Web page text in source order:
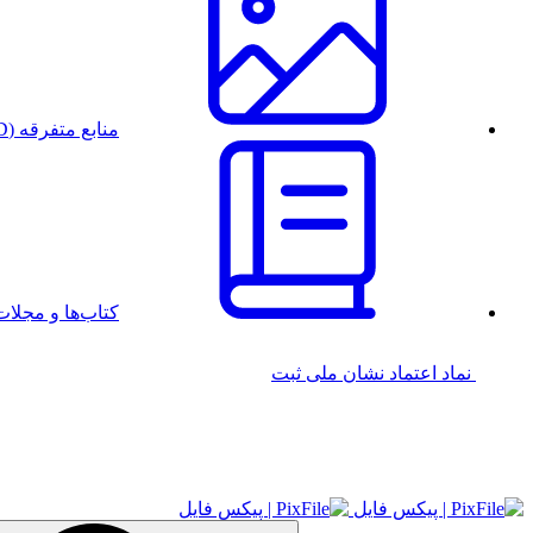
منابع متفرقه (PSD)
کتاب‌ها و
نماد اعتماد نشان ملی ثبت